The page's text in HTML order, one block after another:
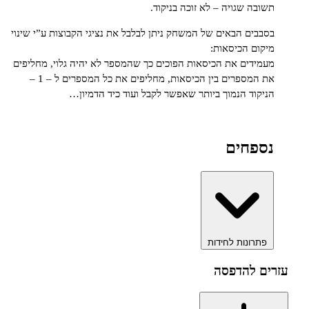
שגויה – לא זוכה בניקוד.
הבאים של המשחק ניתן לבלבל את נציגי הקבוצות ע”י שינוי
הכיסאות:
את הכיסאות הפוכים כך שהמספר לא יהיה גלוי, מחליפים
את המספרים בין הכיסאות, מחליפים את כל המספרים ל – 1 –
הנמוך ביותר שאפשר לקבל ועוד כיד הדמיון…
לחידות